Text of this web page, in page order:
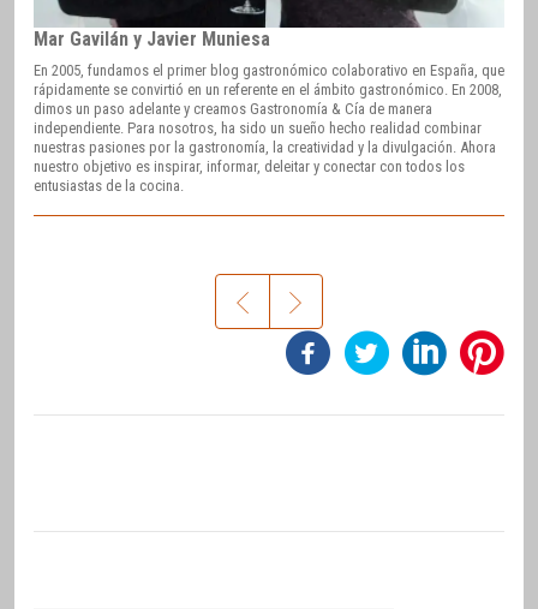
Mar Gavilán y Javier Muniesa
En 2005, fundamos el primer blog gastronómico colaborativo en España, que
rápidamente se convirtió en un referente en el ámbito gastronómico. En 2008,
dimos un paso adelante y creamos Gastronomía & Cía de manera
independiente. Para nosotros, ha sido un sueño hecho realidad combinar
nuestras pasiones por la gastronomía, la creatividad y la divulgación. Ahora
nuestro objetivo es inspirar, informar, deleitar y conectar con todos los
entusiastas de la cocina.